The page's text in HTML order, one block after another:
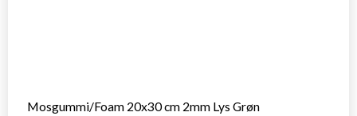
Mosgummi/Foam 20x30 cm 2mm Lys Grøn